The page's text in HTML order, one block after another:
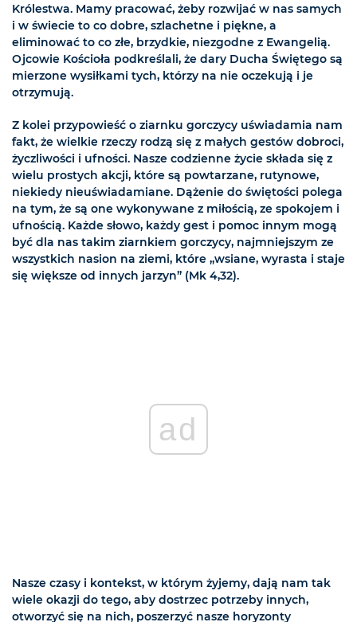
Królestwa. Mamy pracować, żeby rozwijać w nas samych
i w świecie to co dobre, szlachetne i piękne, a
eliminować to co złe, brzydkie, niezgodne z Ewangelią.
Ojcowie Kościoła podkreślali, że dary Ducha Świętego są
mierzone wysiłkami tych, którzy na nie oczekują i je
otrzymują.
Z kolei przypowieść o ziarnku gorczycy uświadamia nam
fakt, że wielkie rzeczy rodzą się z małych gestów dobroci,
życzliwości i ufności. Nasze codzienne życie składa się z
wielu prostych akcji, które są powtarzane, rutynowe,
niekiedy nieuświadamiane. Dążenie do świętości polega
na tym, że są one wykonywane z miłością, ze spokojem i
ufnością. Każde słowo, każdy gest i pomoc innym mogą
być dla nas takim ziarnkiem gorczycy, najmniejszym ze
wszystkich nasion na ziemi, które „wsiane, wyrasta i staje
się większe od innych jarzyn” (Mk 4,32).
ad
Nasze czasy i kontekst, w którym żyjemy, dają nam tak
wiele okazji do tego, aby dostrzec potrzeby innych,
otworzyć się na nich, poszerzyć nasze horyzonty